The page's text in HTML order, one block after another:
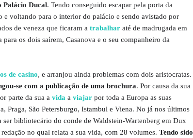
Palácio Ducal. Tendo conseguido escapar pela porta da
e voltando para o interior do palácio e sendo avistado por
de veneza que ficaram a trabalharaté de madrugada em
os dois saírem, Casanova e o seu companheiro da
de casino, e arranjou ainda problemas com dois aristocratas.
se com a publicação de uma brochura. Por causa da sua
parte da sua a vida a viajarpor toda a Europa as suas
Praga, São Petersburgo, Istambul e Viena. No já nos últimos
bibliotecário do conde de Waldstein-Wartenberg em Dux
no qual relata a sua vida, com 28 volumes. Tendo sido